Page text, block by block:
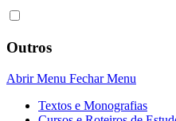
Outros
Abrir Menu Fechar Menu
Textos e Monografias